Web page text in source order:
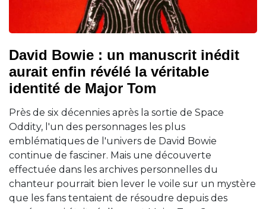
David Bowie : un manuscrit inédit
aurait enfin révélé la véritable
identité de Major Tom
Près de six décennies après la sortie de Space
Oddity, l'un des personnages les plus
emblématiques de l'univers de David Bowie
continue de fasciner. Mais une découverte
effectuée dans les archives personnelles du
chanteur pourrait bien lever le voile sur un mystère
que les fans tentaient de résoudre depuis des